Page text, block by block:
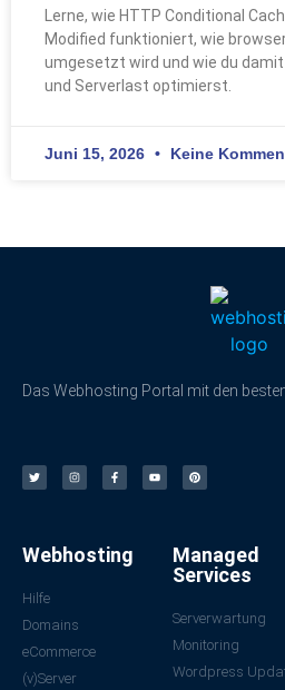
Lerne, wie HTTP Conditional
Modified funktioniert, wie
umgesetzt wird und wie du
und Serverlast optimierst.
Juni 15, 2026 Keine
Das Webhosting Portal mit den
Webhosting
Hilfe
Domains
eCommerce
(v)Server
Managed
Services
Serverwartung
Monitoring
Wordpress